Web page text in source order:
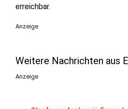
erreichbar.
Anzeige
Weitere Nachrichten aus
Anzeige